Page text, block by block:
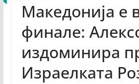
Maкедонија е
финале:
издоминира
Израелката